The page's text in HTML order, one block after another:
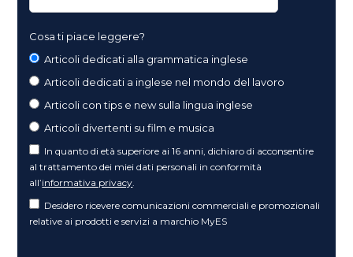
Cosa ti piace leggere?
Articoli dedicati alla grammatica inglese
Articoli dedicati a inglese nel mondo del lavoro
Articoli con tips e new sulla lingua inglese
Articoli divertenti su film e musica
In quanto di età superiore ai 16 anni, dichiaro di acconsentire
al trattamento dei miei dati personali in conformità
all’informativa privacy
Desidero ricevere comunicazioni commerciali e promozionali
relative ai prodotti e servizi a marchio MyES